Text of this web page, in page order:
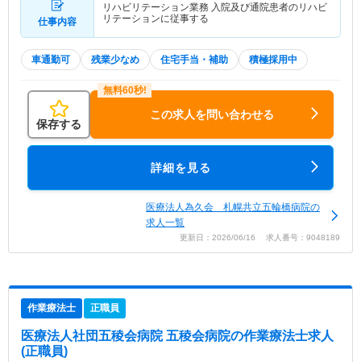
仕事内容
リハビリテーション業務 入院及び通院患者のリハビ
リテーションに従事する
車通勤可 残業少なめ 住宅手当・補助 積極採用中
保存する
この求人を問い合わせる
詳細を見る
医療法人為久会 札幌共立五輪橋病院の
求人一覧
更新日：2026/06/16 求人番号：9048189
作業療法士 正職員
医療法人社団五稜会病院 五稜会病院の作業療法士求人
(正職員)